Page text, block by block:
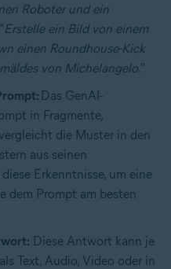
Roboter und ein
Erstelle ein Bild von einem
einen Roundhouse-Kick
von Michelangelo."
Das GenAI-
in Fragmente,
die Muster in den
aus seinen
Erkenntnisse, um eine
dem Prompt am besten
Diese Antwort kann je
Text, Audio, Video oder in